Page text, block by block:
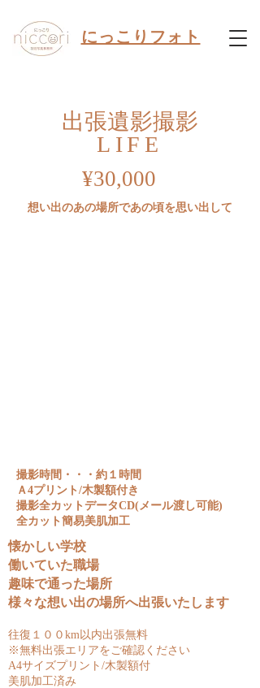
​にっこりフォト
出張遺影撮影
LIFE
¥30,000
想い出のあの場所であの頃を思い出して
撮影時間・・・約１時間
​Ａ4プリント/木製額付き
撮影全カットデータCD(メール渡し可能)
全カット簡易美肌加工
懐かしい学校
働いていた職場
趣味で通った場所
様々な想い出の場所へ出張いたします
往復１００km以内出張無料
※無料出張エリアをご確認ください
A4サイズプリント/木製額付
美肌加工済み